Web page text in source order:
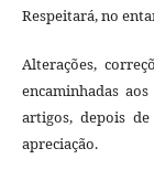
Respeitará, no
Alterações,
encaminhadas
artigos, depois
apreciação.